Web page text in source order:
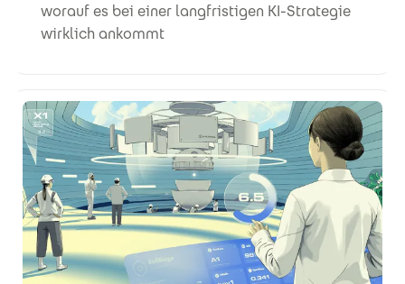
worauf es bei einer langfristigen KI-Strategie
wirklich ankommt